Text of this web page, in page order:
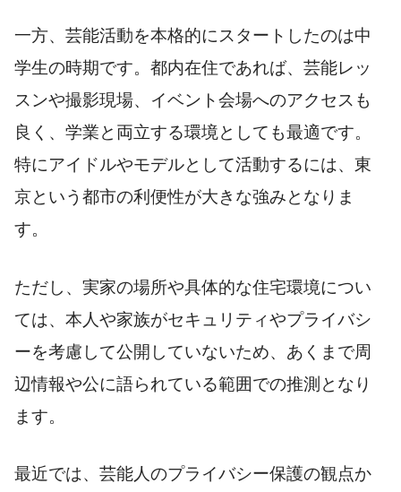
一方、芸能活動を本格的にスタートしたのは中
学生の時期です。都内在住であれば、芸能レッ
スンや撮影現場、イベント会場へのアクセスも
良く、学業と両立する環境としても最適です。
特にアイドルやモデルとして活動するには、東
京という都市の利便性が大きな強みとなりま
す。
ただし、実家の場所や具体的な住宅環境につい
ては、本人や家族がセキュリティやプライバシ
ーを考慮して公開していないため、あくまで周
辺情報や公に語られている範囲での推測となり
ます。
最近では、芸能人のプライバシー保護の観点か